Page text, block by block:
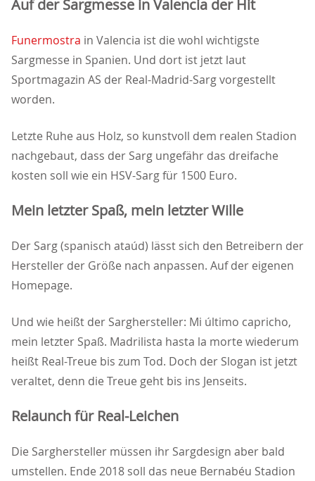
Auf der Sargmesse in Valencia der Hit
Funermostra in Valencia ist die wohl wichtigste
Sargmesse in Spanien. Und dort ist jetzt laut
Sportmagazin AS der Real-Madrid-Sarg vorgestellt
worden.
Letzte Ruhe aus Holz, so kunstvoll dem realen Stadion
nachgebaut, dass der Sarg ungefähr das dreifache
kosten soll wie ein HSV-Sarg für 1500 Euro.
Mein letzter Spaß, mein letzter Wille
Der Sarg (spanisch ataúd) lässt sich den Betreibern der
Hersteller der Größe nach anpassen. Auf der eigenen
Homepage.
Und wie heißt der Sarghersteller: Mi último capricho,
mein letzter Spaß. Madrilista hasta la morte wiederum
heißt Real-Treue bis zum Tod. Doch der Slogan ist jetzt
veraltet, denn die Treue geht bis ins Jenseits.
Relaunch für Real-Leichen
Die Sarghersteller müssen ihr Sargdesign aber bald
umstellen. Ende 2018 soll das neue Bernabéu Stadion